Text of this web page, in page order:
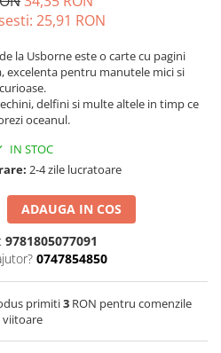
25,91 RON
de la Usborne este o carte cu pagini
excelenta pentru manutele mici si
curioase.
delfini si multe altele in timp ce
oceanul.
IN STOC
2-4 zile lucratoare
ADAUGA IN COS
9781805077091
0747854850
primiti3RON pentru comenzile
viitoare